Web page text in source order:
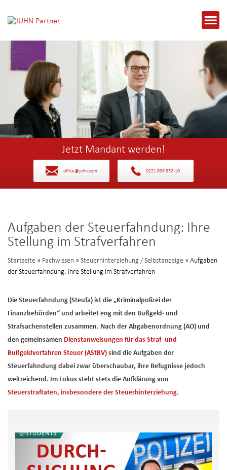
Jetzt Mandant werden!
office@juhn.com 0221 999 832-10
Aufgaben der Steuerfahndung: Ihre
Stellung im Strafverfahren
Startseite » Fachwissen » Steuerhinterziehung / Selbstanzeige » Aufgaben
der Steuerfahndung: Ihre Stellung im Strafverfahren
Die Steuerfahndung (Steufa) ist die „Kriminalpolizei der
Finanzbehörden“ und arbeitet eng mit den Bußgeld- und
Strafsachenstellen zusammen. Nach der Abgabenordnung (AO) und
den gemeinsamen Dienstanweisungen für das Straf- und
Bußgeldverfahren Steuer (AStBV) sind die Aufgaben der
Steuerfahndung dabei zwar überschaubar, ihre Befugnisse jedoch
weitreichend. Im Fokus steht stets die Aufklärung von
Steuerstraftaten, insbesondere der Steuerhinterziehung.